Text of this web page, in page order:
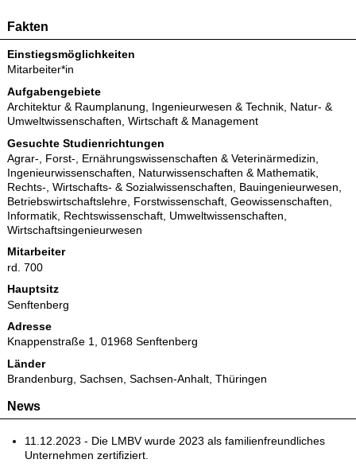
Fakten
Einstiegsmöglichkeiten
Mitarbeiter*in
Aufgabengebiete
Architektur & Raumplanung, Ingenieurwesen & Technik, Natur- &
Umweltwissenschaften, Wirtschaft & Management
Gesuchte Studienrichtungen
Agrar-, Forst-, Ernährungswissenschaften & Veterinärmedizin
Ingenieurwissenschaften
Naturwissenschaften & Mathematik
Rechts-, Wirtschafts- & Sozialwissenschaften
Bauingenieurwesen
Betriebswirtschaftslehre Forstwissenschaft Geowissenschaften
Informatik Rechtswissenschaft Umweltwissenschaften
Wirtschaftsingenieurwesen
Mitarbeiter
rd. 700
Hauptsitz
Senftenberg
Adresse
Knappenstraße 1, 01968 Senftenberg
Länder
Brandenburg, Sachsen, Sachsen-Anhalt, Thüringen
News
11.12.2023 - Die LMBV wurde 2023 als familienfreundliches
Unternehmen zertifiziert.